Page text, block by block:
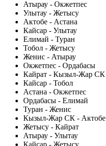
Атырау - Окжетпес
Улытау - Жетысу
Актобе - Астана
Кайсар - Улытау
Елимай - Туран
Тобол - Жетысу
Женис - Атырау
Окжетпес - Ордабасы
Кайрат - Кызыл-Жар СК
Кайсар - Тобол
Астана - Окжетпес
Ордабасы - Елимай
Туран - Женис
Кызыл-Жар СК - Актобе
Жетысу - Кайрат
Атырау - Улытау